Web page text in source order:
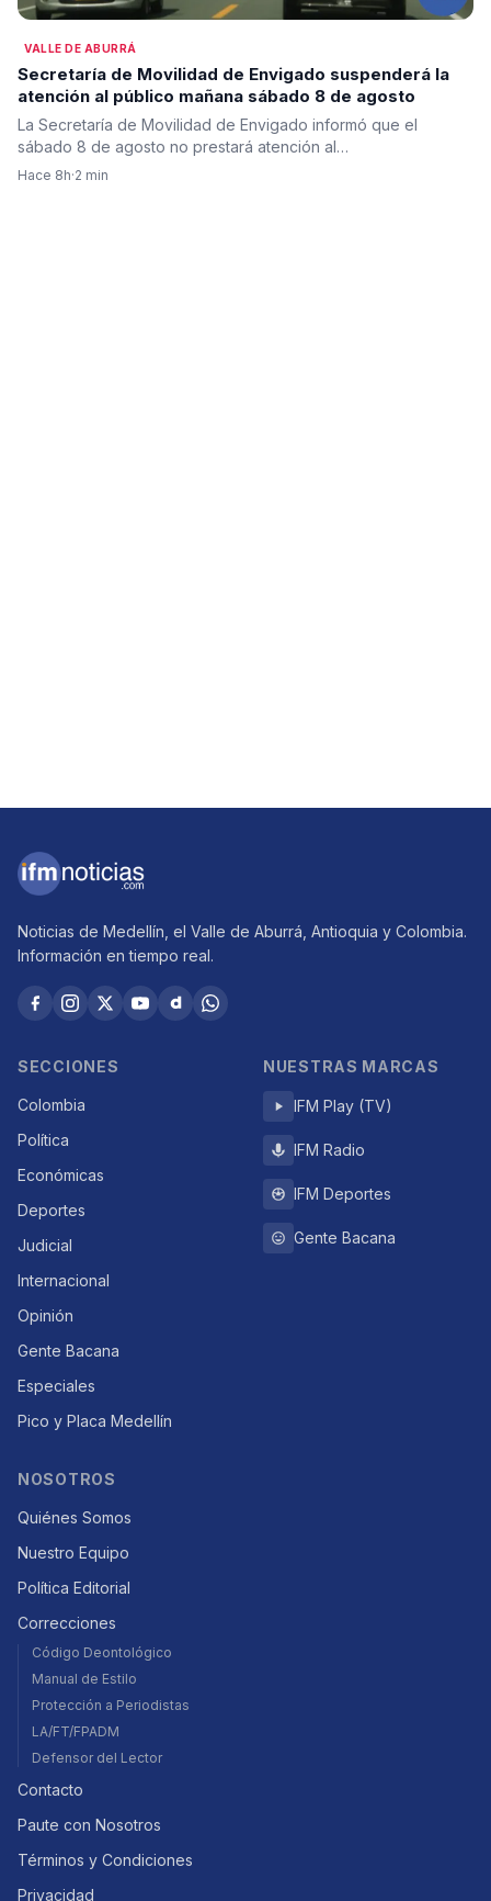
VALLE DE ABURRÁ
Secretaría de Movilidad de Envigado suspenderá la
atención al público mañana sábado 8 de agosto
La Secretaría de Movilidad de Envigado informó que el
sábado 8 de agosto no prestará atención al…
Hace 8h·2 min
Noticias de Medellín, el Valle de Aburrá, Antioquia y Colombia.
Información en tiempo real.
SECCIONES
Colombia
Política
Económicas
Deportes
Judicial
Internacional
Opinión
Gente Bacana
Especiales
Pico y Placa Medellín
NUESTRAS MARCAS
IFM Play (TV)
IFM Radio
IFM Deportes
Gente Bacana
NOSOTROS
Quiénes Somos
Nuestro Equipo
Política Editorial
Correcciones
Código Deontológico
Manual de Estilo
Protección a Periodistas
LA/FT/FPADM
Defensor del Lector
Contacto
Paute con Nosotros
Términos y Condiciones
Privacidad